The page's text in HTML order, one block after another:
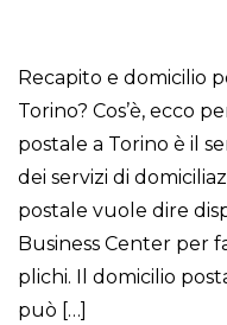
Recapito e domicilio
Torino? Cos’è, ecco
postale a Torino è il
dei servizi di
postale vuole dire
Business Center per
plichi. Il domicilio
può […]